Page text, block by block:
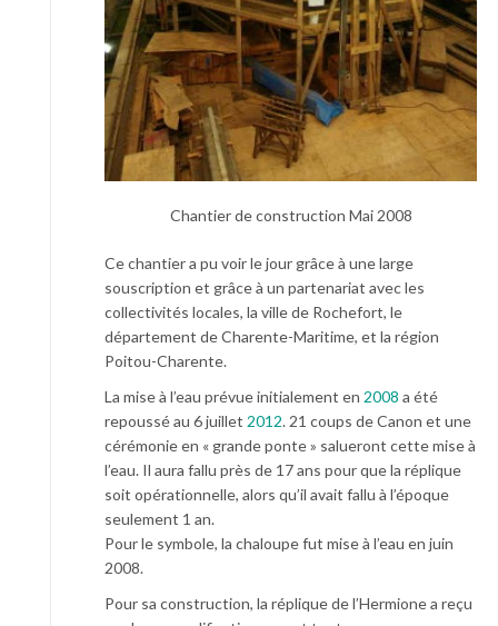
Chantier de construction Mai 2008
Ce chantier a pu voir le jour grâce à une large
souscription et grâce à un partenariat avec les
collectivités locales, la ville de Rochefort, le
département de Charente-Maritime, et la région
Poitou-Charente.
La mise à l’eau prévue initialement en 2008 a été
repoussé au 6 juillet 2012. 21 coups de Canon et une
cérémonie en « grande ponte » salueront cette mise à
l’eau. Il aura fallu près de 17 ans pour que la réplique
soit opérationnelle, alors qu’il avait fallu à l’époque
seulement 1 an.
Pour le symbole, la chaloupe fut mise à l’eau en juin
2008.
Pour sa construction, la réplique de l’Hermione a reçu